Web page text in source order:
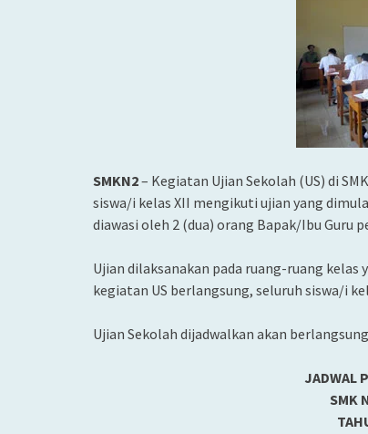
SMKN2– Kegiatan Ujian Sekolah (US) di
siswa/i kelas XII mengikuti ujian yang
diawasi oleh 2 (dua) orang Bapak/Ibu Guru
Ujian dilaksanakan pada ruang-ruang
kegiatan US berlangsung, seluruh siswa/i
Ujian Sekolah dijadwalkan akan
JADWAL
SMK